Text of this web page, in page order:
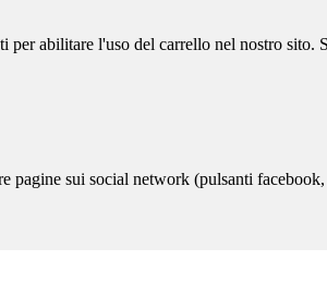
abilitare l'uso del carrello nel nostro sito.
sui social network (pulsanti